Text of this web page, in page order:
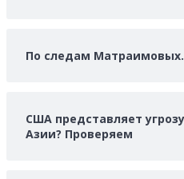
По следам Матраимовых.
США представляет
Азии? Проверяем